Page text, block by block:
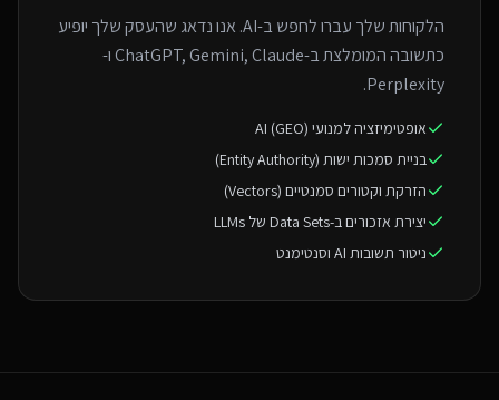
הלקוחות שלך עברו לחפש ב-AI. אנו נדאג שהעסק שלך יופיע
כתשובה המומלצת ב-ChatGPT, Gemini, Claude ו-
Perplexity.
אופטימיזציה למנועי AI (GEO)
בניית סמכות ישות (Entity Authority)
הזרקת וקטורים סמנטיים (Vectors)
יצירת אזכורים ב-Data Sets של LLMs
ניטור תשובות AI וסנטימנט